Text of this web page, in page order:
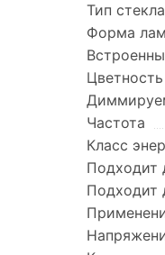
Тип
Форма
Частота
Класс
Подходит
Подходит